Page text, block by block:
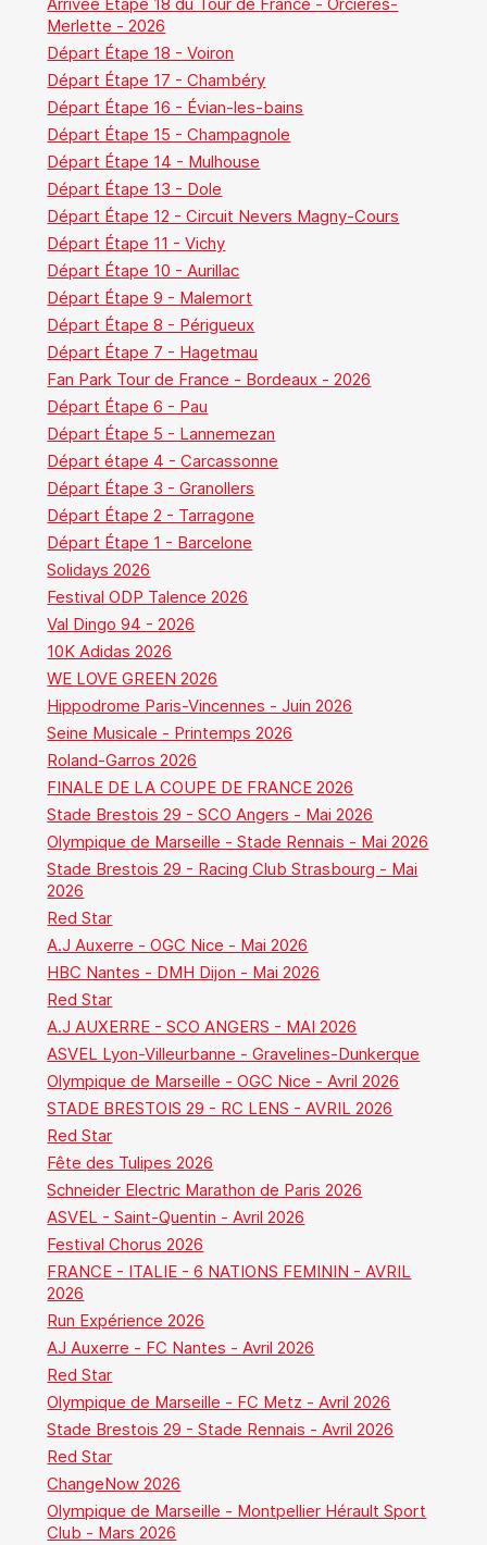
Arrivée Étape 18 du Tour de France - Orcières-
Merlette - 2026
Départ Étape 18 - Voiron
Départ Étape 17 - Chambéry
Départ Étape 16 - Évian-les-bains
Départ Étape 15 - Champagnole
Départ Étape 14 - Mulhouse
Départ Étape 13 - Dole
Départ Étape 12 - Circuit Nevers Magny-Cours
Départ Étape 11 - Vichy
Départ Étape 10 - Aurillac
Départ Étape 9 - Malemort
Départ Étape 8 - Périgueux
Départ Étape 7 - Hagetmau
Fan Park Tour de France - Bordeaux - 2026
Départ Étape 6 - Pau
Départ Étape 5 - Lannemezan
Départ étape 4 - Carcassonne
Départ Étape 3 - Granollers
Départ Étape 2 - Tarragone
Départ Étape 1 - Barcelone
Solidays 2026
Festival ODP Talence 2026
Val Dingo 94 - 2026
10K Adidas 2026
WE LOVE GREEN 2026
Hippodrome Paris-Vincennes - Juin 2026
Seine Musicale - Printemps 2026
Roland-Garros 2026
FINALE DE LA COUPE DE FRANCE 2026
Stade Brestois 29 - SCO Angers - Mai 2026
Olympique de Marseille - Stade Rennais - Mai 2026
Stade Brestois 29 - Racing Club Strasbourg - Mai
2026
Red Star
A.J Auxerre - OGC Nice - Mai 2026
HBC Nantes - DMH Dijon - Mai 2026
Red Star
A.J AUXERRE - SCO ANGERS - MAI 2026
ASVEL Lyon-Villeurbanne - Gravelines-Dunkerque
Olympique de Marseille - OGC Nice - Avril 2026
STADE BRESTOIS 29 - RC LENS - AVRIL 2026
Red Star
Fête des Tulipes 2026
Schneider Electric Marathon de Paris 2026
ASVEL - Saint-Quentin - Avril 2026
Festival Chorus 2026
FRANCE - ITALIE - 6 NATIONS FEMININ - AVRIL
2026
Run Expérience 2026
AJ Auxerre - FC Nantes - Avril 2026
Red Star
Olympique de Marseille - FC Metz - Avril 2026
Stade Brestois 29 - Stade Rennais - Avril 2026
Red Star
ChangeNow 2026
Olympique de Marseille - Montpellier Hérault Sport
Club - Mars 2026